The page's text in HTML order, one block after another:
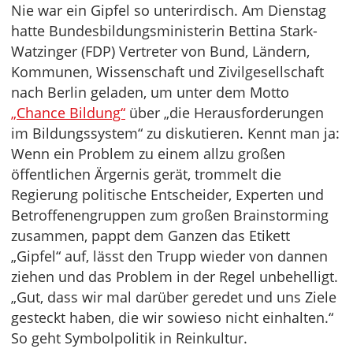
Nie war ein Gipfel so unterirdisch. Am Dienstag
hatte Bundesbildungsministerin Bettina Stark-
Watzinger (FDP) Vertreter von Bund, Ländern,
Kommunen, Wissenschaft und Zivilgesellschaft
nach Berlin geladen, um unter dem Motto
„Chance Bildung“ über „die Herausforderungen
im Bildungssystem“ zu diskutieren. Kennt man ja:
Wenn ein Problem zu einem allzu großen
öffentlichen Ärgernis gerät, trommelt die
Regierung politische Entscheider, Experten und
Betroffenengruppen zum großen Brainstorming
zusammen, pappt dem Ganzen das Etikett
„Gipfel“ auf, lässt den Trupp wieder von dannen
ziehen und das Problem in der Regel unbehelligt.
„Gut, dass wir mal darüber geredet und uns Ziele
gesteckt haben, die wir sowieso nicht einhalten.“
So geht Symbolpolitik in Reinkultur.